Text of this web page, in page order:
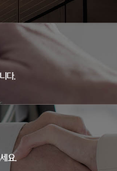
다.
요.